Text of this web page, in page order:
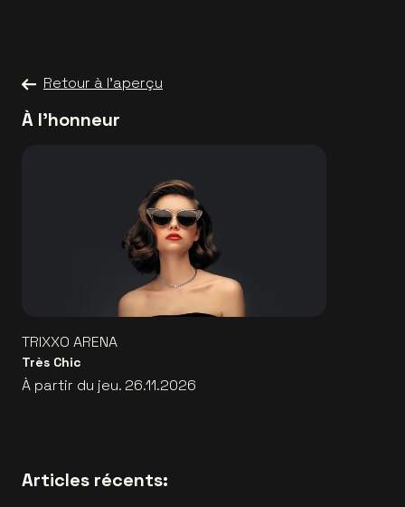
Retour à l'aperçu
À l'honneur
TRIXXO ARENA
Très Chic
À partir du jeu. 26.11.2026
Articles récents: